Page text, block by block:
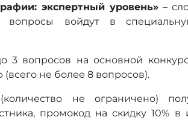
экспертный уровень»–
вопросы войдут в
3 вопросов на основной
не более 8 вопросов).
(количество не ограничено)
промокод на скидку 10% в